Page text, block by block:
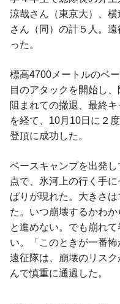
涼哉さん（東京大）、
さん（同）の計５人。
った。
標高4700メートルのベ
目のアタックを開始し
阻まれての撤退、最終
を経て、10月10日に２
登頂に成功した。
ベースキャンプを出発
点で、氷河上の行く手
ぱりが現れた。大きさ
た。いつ崩壊するかわ
と進めない。でも崩れ
い。「このときが一番怖
遠征隊は、崩壊のリス
んで慎重に通過した。